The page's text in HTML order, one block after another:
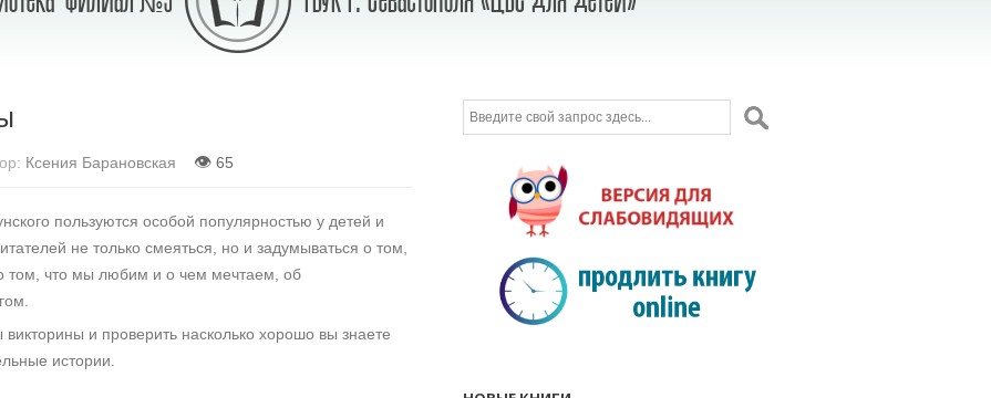
Ксения Барановская 👁 65
пользуются особой популярностью у детей и
не только смеяться, но и задумываться о том,
том, что мы любим и о чем мечтаем, об
и проверить насколько хорошо вы знаете
истории.